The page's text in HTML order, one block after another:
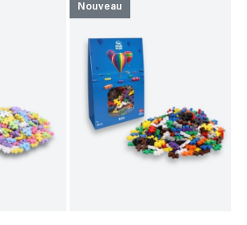
Nouveau